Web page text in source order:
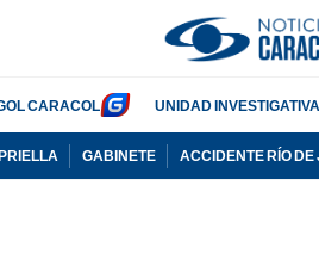
CARACOL UNIDAD INVESTIGATIVA
GABINETE ACCIDENTE RÍO